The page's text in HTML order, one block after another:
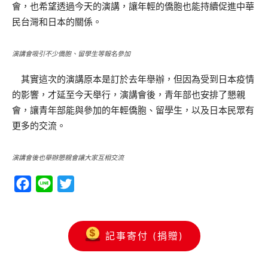
會，也希望透過今天的演講，讓年輕的僑胞也能持續促進中華
民台灣和日本的關係。
演講會吸引不少僑胞、留學生等報名參加
其實這次的演講原本是訂於去年舉辦，但因為受到日本疫情
的影響，才延至今天舉行，演講會後，青年部也安排了懇親
會，讓青年部能與參加的年輕僑胞、留學生，以及日本民眾有
更多的交流。
演講會後也舉辦懇親會讓大家互相交流
Facebook
Line
記事寄付 (捐贈)